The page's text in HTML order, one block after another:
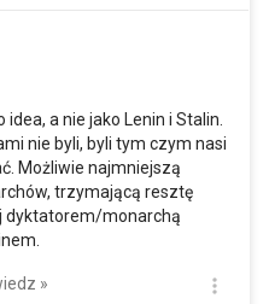
a nie jako Lenin i Stalin.
nie byli, byli tym czym nasi
Możliwie najmniejszą
trzymającą resztę
dyktatorem/monarchą
»